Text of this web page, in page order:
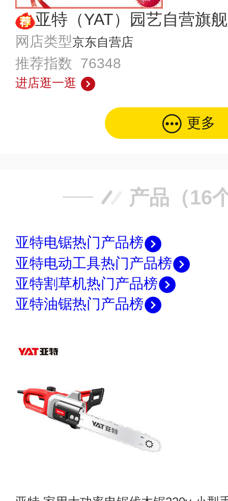
亚特（YAT）园艺自营旗
网店类型京东自营店
推荐指数 76348
进店逛一逛
更多
产品（16
亚特电锯热门产品榜
亚特电动工具热门产品榜
亚特割草机热门产品榜
亚特油锯热门产品榜